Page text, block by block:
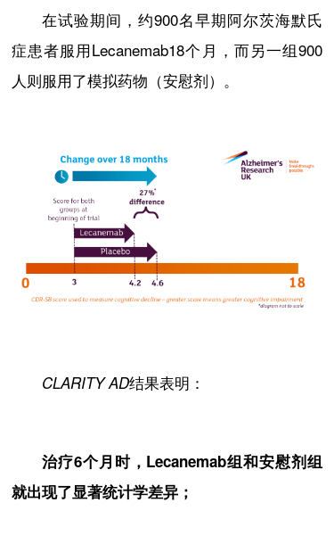
在试验期间，约900名早期阿尔茨海默氏
症患者服用Lecanemab18个月，而另一组900
人则服用了模拟药物（安慰剂）。
CLARITY AD结果表明：
治疗6个月时，Lecanemab组和安慰剂组
就出现了显著统计学差异；